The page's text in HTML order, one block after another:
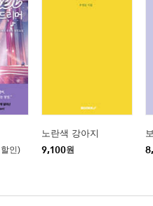
인)
노란색 강아지
9,100원